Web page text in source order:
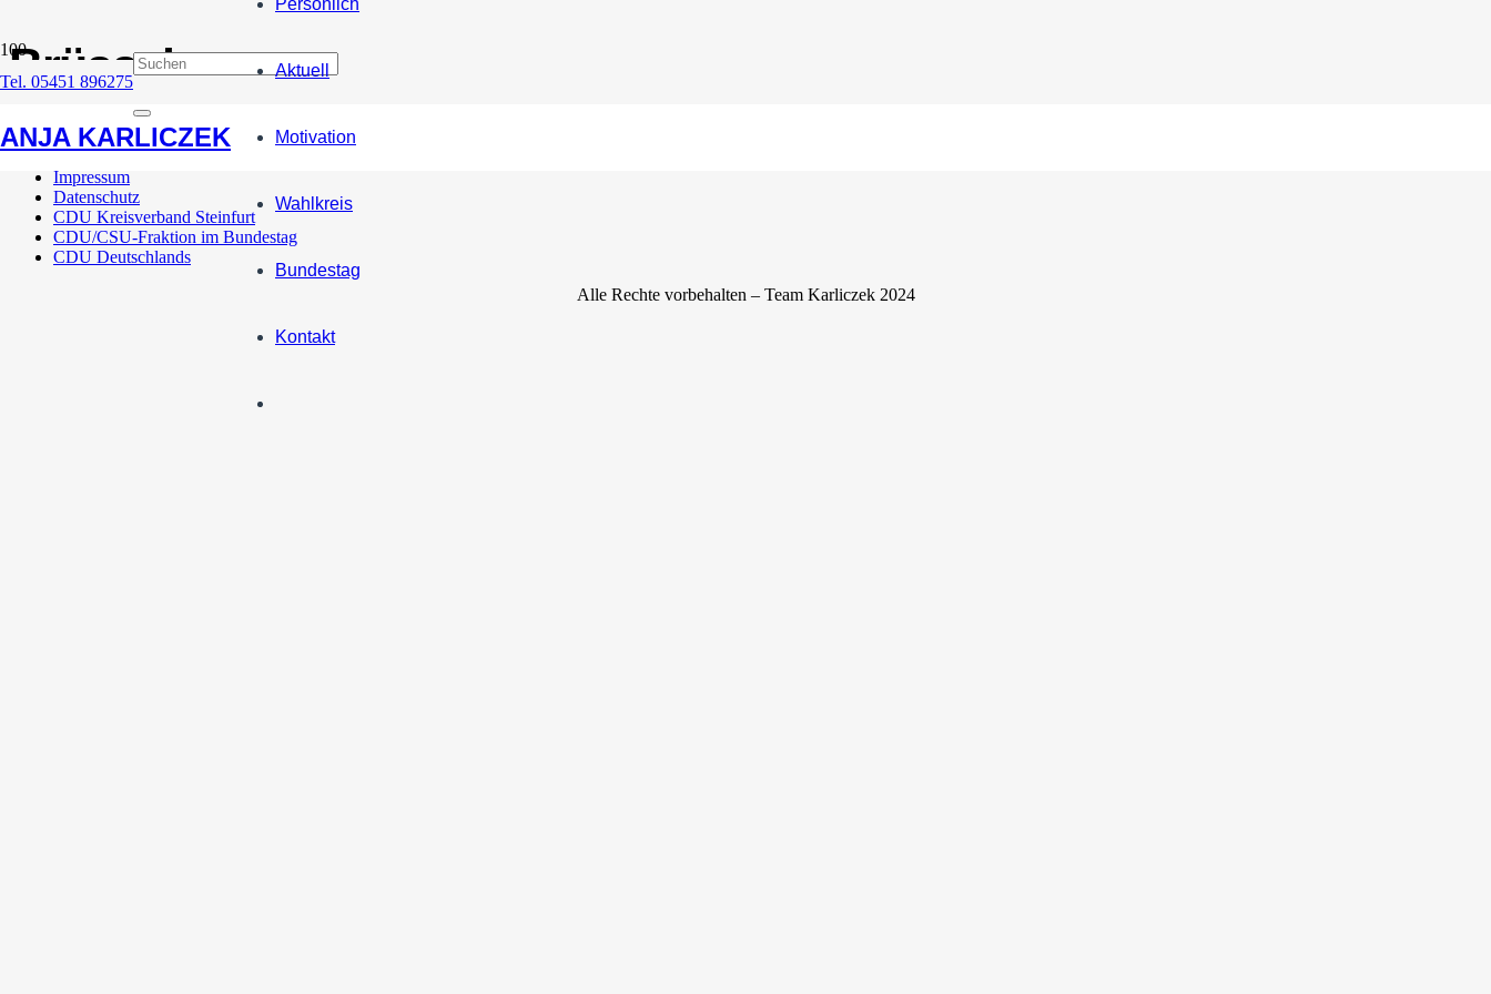
Tel. 05451 896275
ANJA KARLICZEK
Aktuell
Motivation
Wahlkreis
Bundestag
Kontakt
Brüssel
Westfälische Tagespost / NOZ: In Berlin und Brüssel für ihre Heimatregion
Impressum
Datenschutz
CDU Kreisverband Steinfurt
CDU/CSU-Fraktion im Bundestag
CDU Deutschlands
Alle Rechte vorbehalten – Team Karliczek 2024